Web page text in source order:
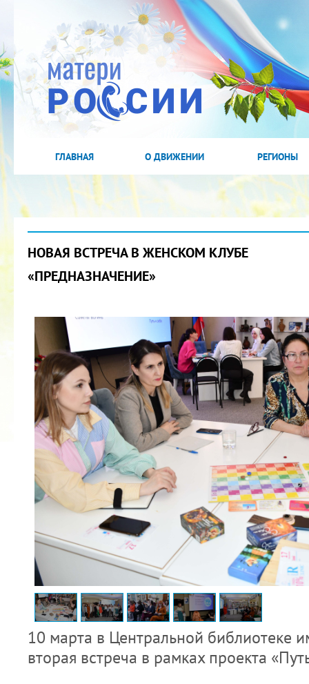
ГЛАВНАЯ О ДВИЖЕНИИ РЕГИОНЫ
НОВАЯ ВСТРЕЧА В ЖЕНСКОМ КЛУБЕ
«ПРЕДНАЗНАЧЕНИЕ»
10 марта в Центральной библиотеке
вторая встреча в рамках проекта
2022 ГОД ПРОВОЗГЛАШЕН ГОДОМ
МАТЕРИ В ЯКУТИИ
19.12.2021